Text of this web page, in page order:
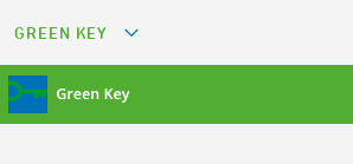
GREEN KEY
GREEN RESTAURANT